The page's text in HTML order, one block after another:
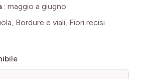
: maggio a giugno
Bordure e viali, Fiori recisi